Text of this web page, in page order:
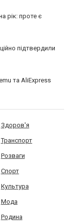
рік: проте є
підтвердили
та AliExpress
Здоров'я
Транспорт
Розваги
Спорт
Культура
Мода
Родина